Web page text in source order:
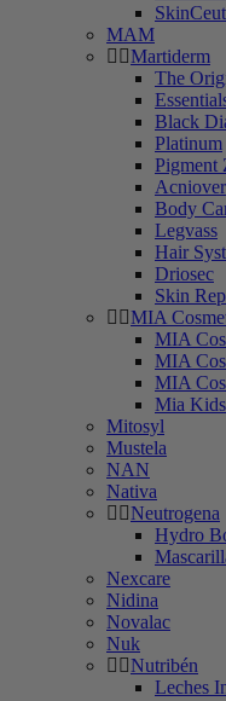
MAM
Martiderm
The
Black
Platinum
Pigment
Acniover
Body
Legvass
Hair
Driosec
Skin
MIA
MIA
MIA
MIA
Mia Kids
Mitosyl
Mustela
NAN
Nativa
Neutrogena
Hydro
Nexcare
Nidina
Novalac
Nuk
Nutribén
Leches